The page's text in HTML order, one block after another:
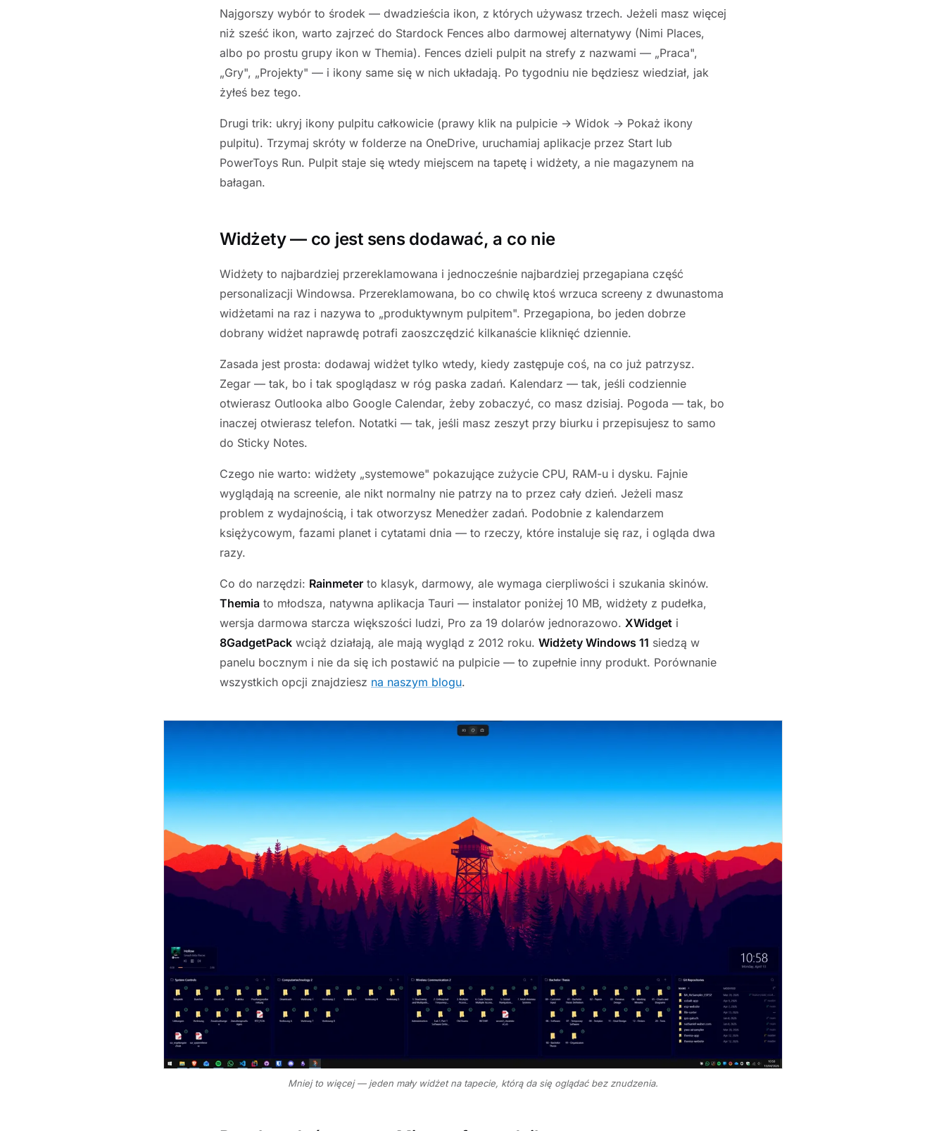
Najgorszy wybór to środek — dwadzieścia ikon, z których używasz trzech. Jeżeli masz więcej
niż sześć ikon, warto zajrzeć do Stardock Fences albo darmowej alternatywy (Nimi Places,
albo po prostu grupy ikon w Themia). Fences dzieli pulpit na strefy z nazwami — „Praca",
„Gry", „Projekty" — i ikony same się w nich układają. Po tygodniu nie będziesz wiedział, jak
żyłeś bez tego.
Drugi trik: ukryj ikony pulpitu całkowicie (prawy klik na pulpicie → Widok → Pokaż ikony
pulpitu). Trzymaj skróty w folderze na OneDrive, uruchamiaj aplikacje przez Start lub
PowerToys Run. Pulpit staje się wtedy miejscem na tapetę i widżety, a nie magazynem na
bałagan.
Widżety — co jest sens dodawać, a co nie
Widżety to najbardziej przereklamowana i jednocześnie najbardziej przegapiana część
personalizacji Windowsa. Przereklamowana, bo co chwilę ktoś wrzuca screeny z dwunastoma
widżetami na raz i nazywa to „produktywnym pulpitem". Przegapiona, bo jeden dobrze
dobrany widżet naprawdę potrafi zaoszczędzić kilkanaście kliknięć dziennie.
Zasada jest prosta: dodawaj widżet tylko wtedy, kiedy zastępuje coś, na co już patrzysz.
Zegar — tak, bo i tak spoglądasz w róg paska zadań. Kalendarz — tak, jeśli codziennie
otwierasz Outlooka albo Google Calendar, żeby zobaczyć, co masz dzisiaj. Pogoda — tak, bo
inaczej otwierasz telefon. Notatki — tak, jeśli masz zeszyt przy biurku i przepisujesz to samo
do Sticky Notes.
Czego nie warto: widżety „systemowe" pokazujące zużycie CPU, RAM-u i dysku. Fajnie
wyglądają na screenie, ale nikt normalny nie patrzy na to przez cały dzień. Jeżeli masz
problem z wydajnością, i tak otworzysz Menedżer zadań. Podobnie z kalendarzem
księżycowym, fazami planet i cytatami dnia — to rzeczy, które instaluje się raz, i ogląda dwa
razy.
Co do narzędzi: Rainmeter to klasyk, darmowy, ale wymaga cierpliwości i szukania skinów.
Themia to młodsza, natywna aplikacja Tauri — instalator poniżej 10 MB, widżety z pudełka,
wersja darmowa starcza większości ludzi, Pro za 19 dolarów jednorazowo. XWidget i
8GadgetPack wciąż działają, ale mają wygląd z 2012 roku. Widżety Windows 11 siedzą w
panelu bocznym i nie da się ich postawić na pulpicie — to zupełnie inny produkt. Porównanie
wszystkich opcji znajdziesz na naszym blogu.
Mniej to więcej — jeden mały widżet na tapecie, którą da się oglądać bez znudzenia.